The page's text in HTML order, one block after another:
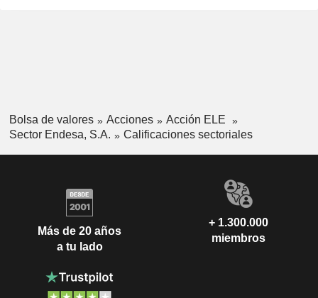
Bolsa de valores Acciones
Acción ELE
Sector Endesa, S.A.
Calificaciones sectoriales
Más de 20 años
a tu lado
+ 1.300.000
miembros